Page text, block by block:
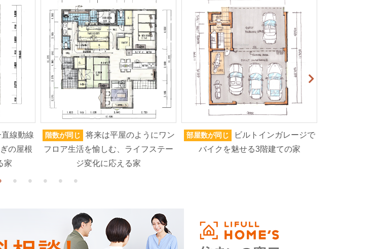
線動線
の屋根
家
階数が同じ
将来は平屋のようにワン
フロア生活を愉しむ、ライフステー
ジ変化に応える家
部屋数が同じ
ビルトインガレージで
バイクを魅せる3階建ての家